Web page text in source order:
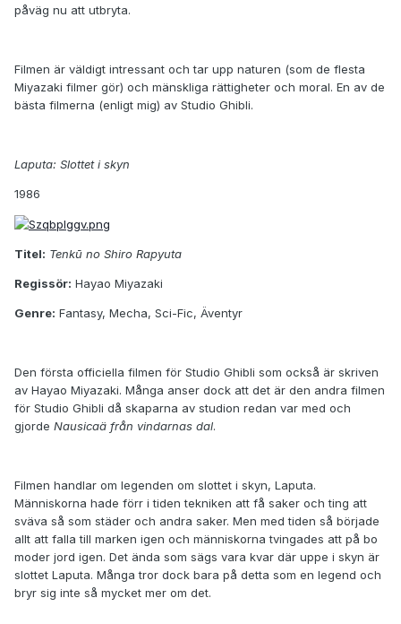
påväg nu att utbryta.
Filmen är väldigt intressant och tar upp naturen (som de flesta
Miyazaki filmer gör) och mänskliga rättigheter och moral. En av de
bästa filmerna (enligt mig) av Studio Ghibli.
Laputa: Slottet i skyn
1986
Titel: Tenkū no Shiro Rapyuta
Regissör: Hayao Miyazaki
Genre: Fantasy, Mecha, Sci-Fic, Äventyr
Den första officiella filmen för Studio Ghibli som också är skriven
av Hayao Miyazaki. Många anser dock att det är den andra filmen
för Studio Ghibli då skaparna av studion redan var med och
gjorde Nausicaä från vindarnas dal.
Filmen handlar om legenden om slottet i skyn, Laputa.
Människorna hade förr i tiden tekniken att få saker och ting att
sväva så som städer och andra saker. Men med tiden så började
allt att falla till marken igen och människorna tvingades att på bo
moder jord igen. Det ända som sägs vara kvar där uppe i skyn är
slottet Laputa. Många tror dock bara på detta som en legend och
bryr sig inte så mycket mer om det.